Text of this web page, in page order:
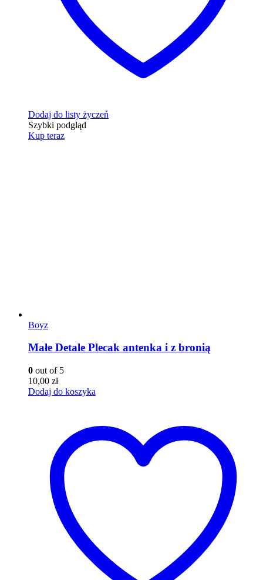
Dodaj do listy życzeń
Szybki podgląd
Kup teraz
Boyz
Małe Detale Plecak antenka i z bronią
0 out of 5
10,00 zł
Dodaj do koszyka